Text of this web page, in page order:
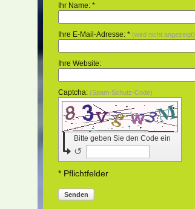
Ihr Name: *
Ihre E-Mail-Adresse: *(wird nicht angezeigt)
Ihre Website:
Captcha:(Spam-Schutz-Code)
Bitte geben Sie den Code ein
↺
* Pflichtfelder
Senden